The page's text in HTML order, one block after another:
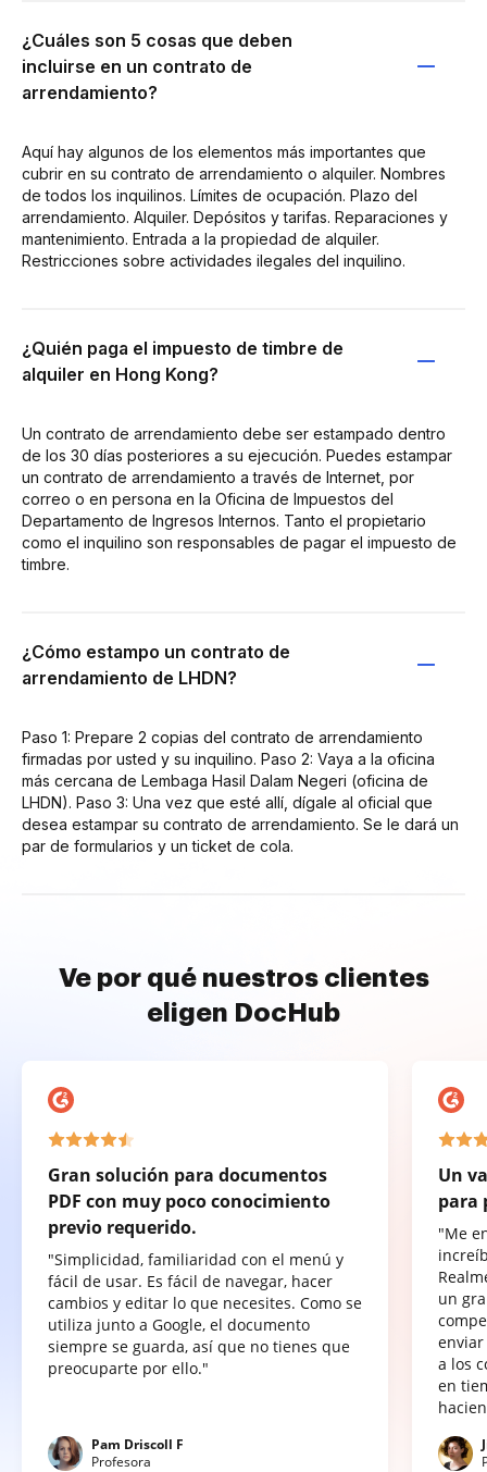
¿Cuáles son 5 cosas que deben
incluirse en un contrato de
arrendamiento?
Aquí hay algunos de los elementos más importantes que
cubrir en su contrato de arrendamiento o alquiler. Nombres
de todos los inquilinos. Límites de ocupación. Plazo del
arrendamiento. Alquiler. Depósitos y tarifas. Reparaciones y
mantenimiento. Entrada a la propiedad de alquiler.
Restricciones sobre actividades ilegales del inquilino.
¿Quién paga el impuesto de timbre de
alquiler en Hong Kong?
Un contrato de arrendamiento debe ser estampado dentro
de los 30 días posteriores a su ejecución. Puedes estampar
un contrato de arrendamiento a través de Internet, por
correo o en persona en la Oficina de Impuestos del
Departamento de Ingresos Internos. Tanto el propietario
como el inquilino son responsables de pagar el impuesto de
timbre.
¿Cómo estampo un contrato de
arrendamiento de LHDN?
Paso 1: Prepare 2 copias del contrato de arrendamiento
firmadas por usted y su inquilino. Paso 2: Vaya a la oficina
más cercana de Lembaga Hasil Dalam Negeri (oficina de
LHDN). Paso 3: Una vez que esté allí, dígale al oficial que
desea estampar su contrato de arrendamiento. Se le dará un
par de formularios y un ticket de cola.
Ve por qué nuestros clientes
eligen DocHub
Gran solución para documentos
PDF con muy poco conocimiento
previo requerido.
"Simplicidad, familiaridad con el menú y
fácil de usar. Es fácil de navegar, hacer
cambios y editar lo que necesites. Como se
utiliza junto a Google, el documento
siempre se guarda, así que no tienes que
preocuparte por ello."
Pam Driscoll F
Profesora
Un
para
"Me
un
a los
en